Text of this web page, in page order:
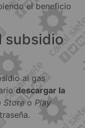
el beneficio
subsidio
al gas
descargar la
Storeo Play